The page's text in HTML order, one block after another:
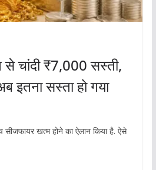
चांदी ₹7,000 सस्ती,
इतना सस्ता हो गया
खत्म होने का ऐलान किया है. ऐसे